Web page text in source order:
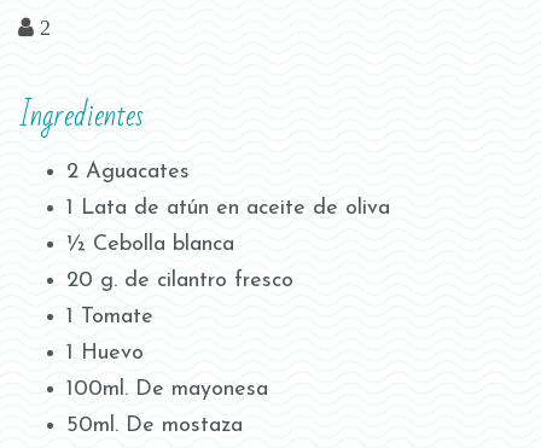
2
Ingredientes
2 Aguacates
1 Lata de atún en aceite de oliva
½ Cebolla blanca
20 g. de cilantro fresco
1 Tomate
1 Huevo
100ml. De mayonesa
50ml. De mostaza